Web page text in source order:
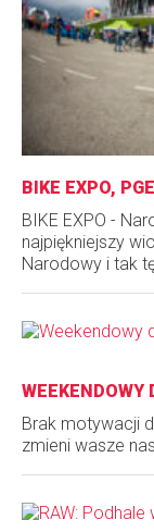
BIKE EXPO,
BIKE EXPO -
najpiękniejszy
Narodowy i tak
Brak motywacji
zmieni wasze